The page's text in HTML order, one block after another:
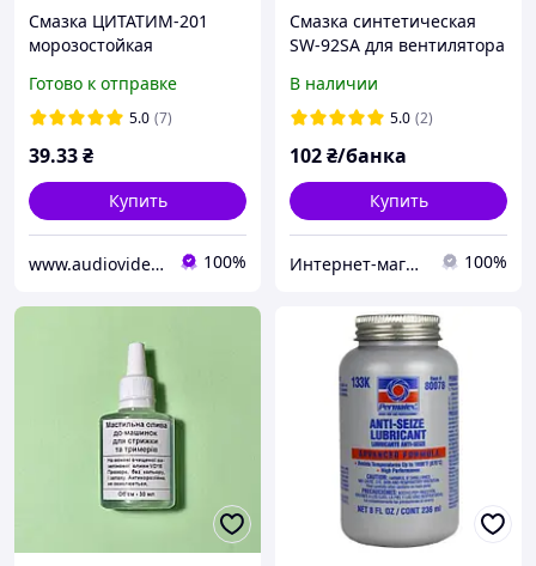
Смазка ЦИТАТИМ-201
морозостойкая
баночка 30 г
Готово к отправке
5.0 (7)
39.33₴
Купить
www.audiovideomag.com.ua 100%
Смазка синтетическая
SW-92SA для вентилятора
шестеренок принтера
клавиатуры
В наличии
5.0 (2)
102₴/банка
Купить
Интернет-магазин SeMMarket 100%